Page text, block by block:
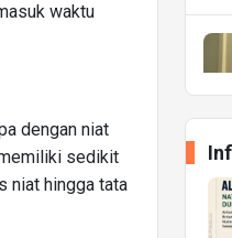
waktu
dengan niat
sedikit
niat hingga tata